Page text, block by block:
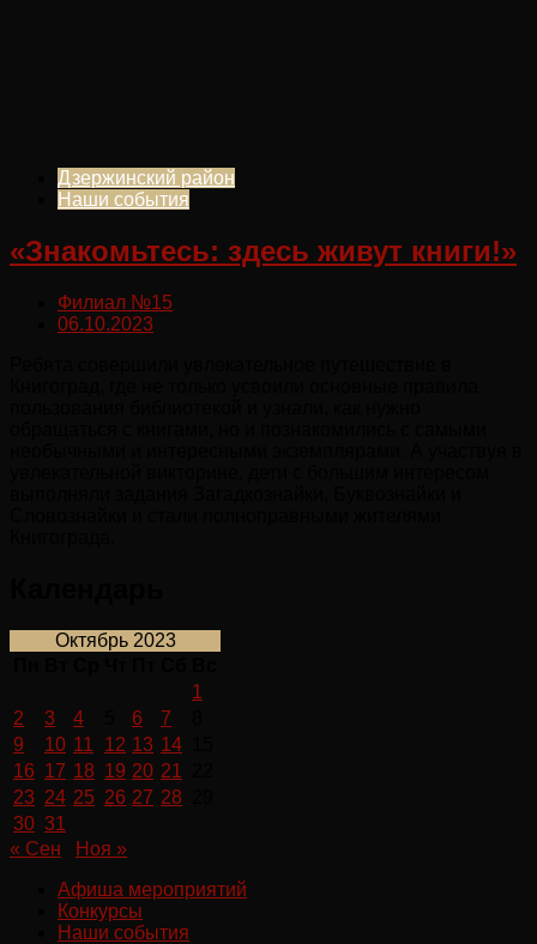
Дзержинский район
Наши события
«Знакомьтесь: здесь живут книги!»
Филиал №15
06.10.2023
Октябрь 2023
1
2
3 4 6 7
9
10 11 12 13 14
16 17 18 19 20 21
23 24 25 26 27 28
30 31
« Сен
Ноя »
Афиша мероприятий
Конкурсы
Наши события